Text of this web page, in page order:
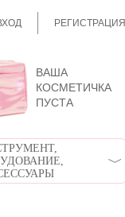
РЕГИСТРАЦИЯ
ВАША
КОСМЕТИЧКА
ПУСТА